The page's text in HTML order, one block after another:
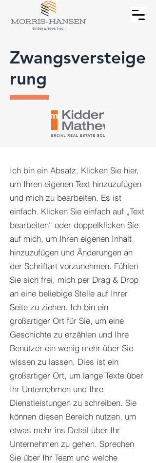
Zwangsversteige
rung
Ich bin ein Absatz. Klicken Sie hier,
um Ihren eigenen Text hinzuzufügen
und mich zu bearbeiten. Es ist
einfach. Klicken Sie einfach auf „Text
bearbeiten“ oder doppelklicken Sie
auf mich, um Ihren eigenen Inhalt
hinzuzufügen und Änderungen an
der Schriftart vorzunehmen. Fühlen
Sie sich frei, mich per Drag & Drop
an eine beliebige Stelle auf Ihrer
Seite zu ziehen. Ich bin ein
großartiger Ort für Sie, um eine
Geschichte zu erzählen und Ihre
Benutzer ein wenig mehr über Sie
wissen zu lassen.​ Dies ist ein
großartiger Ort, um lange Texte über
Ihr Unternehmen und Ihre
Dienstleistungen zu schreiben. Sie
können diesen Bereich nutzen, um
etwas mehr ins Detail über Ihr
Unternehmen zu gehen. Sprechen
Sie über Ihr Team und welche